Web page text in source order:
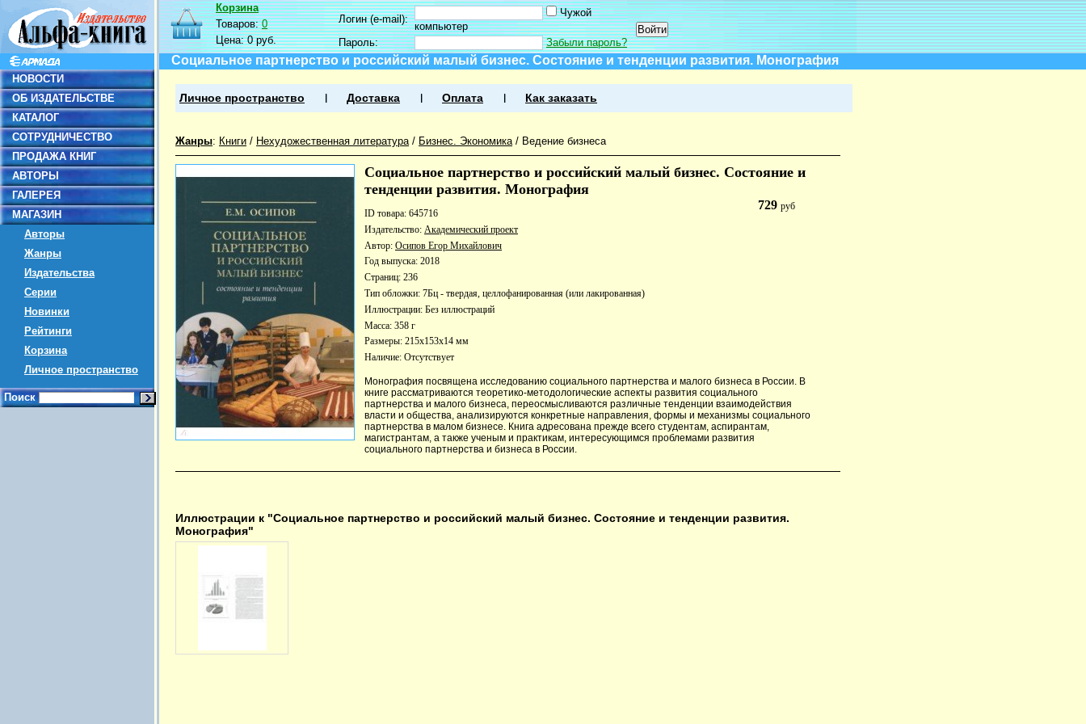
НОВОСТИ
ОБ ИЗДАТЕЛЬСТВЕ
КАТАЛОГ
СОТРУДНИЧЕСТВО
ПРОДАЖА КНИГ
АВТОРЫ
ГАЛЕРЕЯ
МАГАЗИН
Авторы
Жанры
Издательства
Серии
Новинки
Рейтинги
Корзина
Личное пространство
Поиск
Корзина
Товаров:0
Цена:0 руб.
Логин (e-mail):
Чужой
компьютер
Пароль:
Забыли пароль?
Социальное партнерство и российский малый бизнес. Состояние и тенденции развития. Монография
Личное пространство Доставка Оплата Как заказать
Жанры: Книги / Нехудожественная литература/ Бизнес. Экономика/ Ведение бизнеса
Социальное партнерство и российский малый бизнес. Состояние и
тенденции развития. Монография
729руб
ID товара: 645716
Издательство: Академический проект
Автор: Осипов Егор Михайлович
Год выпуска: 2018
Страниц: 236
Тип обложки: 7Бц - твердая, целлофанированная (или лакированная)
Иллюстрации: Без иллюстраций
Масса: 358 г
Размеры: 215x153x14 мм
Наличие: Отсутствует
Монография посвящена исследованию социального партнерства и малого бизнеса в России. В
книге рассматриваются теоретико-методологические аспекты развития социального
партнерства и малого бизнеса, переосмысливаются различные тенденции взаимодействия
власти и общества, анализируются конкретные направления, формы и механизмы социального
партнерства в малом бизнесе. Книга адресована прежде всего студентам, аспирантам,
магистрантам, а также ученым и практикам, интересующимся проблемами развития
социального партнерства и бизнеса в России.
Иллюстрации к "Социальное партнерство и российский малый бизнес. Состояние и тенденции развития.
Монография"